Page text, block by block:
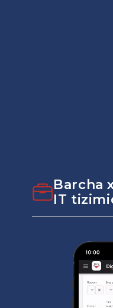
Barcha
IT